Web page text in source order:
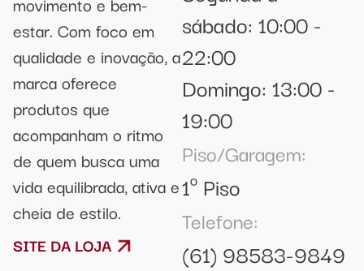
estar. Com foco em
qualidade e inovação, a
marca oferece
produtos que
acompanham o ritmo
de quem busca uma
vida equilibrada, ativa e
cheia de estilo.
SITE DA LOJA
sábado: 10:00 -
22:00
Domingo: 13:00 -
19:00
Piso/Garagem:
1º Piso
Telefone:
(61) 98583-9849